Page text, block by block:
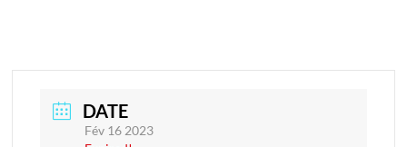
DATE
Fév 16 2023